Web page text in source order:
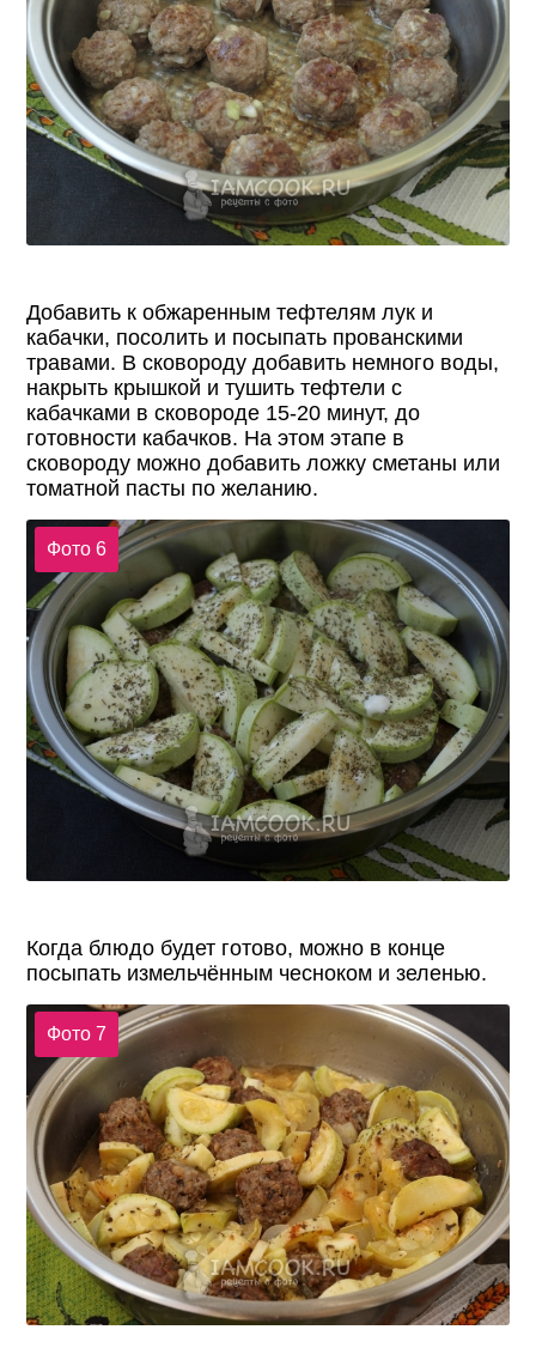
Добавить к обжаренным тефтелям лук и
кабачки, посолить и посыпать прованскими
травами. В сковороду добавить немного воды,
накрыть крышкой и тушить тефтели с
кабачками в сковороде 15-20 минут, до
готовности кабачков. На этом этапе в
сковороду можно добавить ложку сметаны или
томатной пасты по желанию.
Фото 6
Когда блюдо будет готово, можно в конце
посыпать измельчённым чесноком и зеленью.
Фото 7